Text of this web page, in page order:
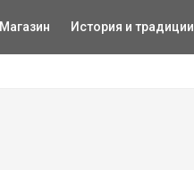
Магазин История и традиции